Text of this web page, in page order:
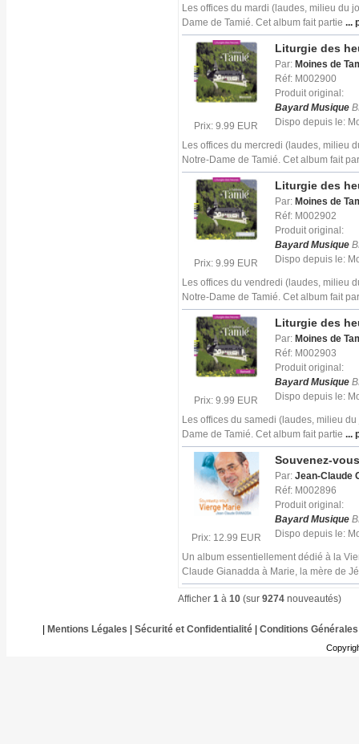
Les offices du mardi (laudes, milieu du
Dame de Tamié. Cet album fait partie ...
Prix: 9.99 EUR
Liturgie des
Par: Moines de
Réf: M002900
Produit original:
Bayard Musique
Dispo depuis le:
Les offices du mercredi (laudes, milieu
Notre-Dame de Tamié. Cet album fait
Prix: 9.99 EUR
Liturgie des
Par: Moines de
Réf: M002902
Produit original:
Bayard Musique
Dispo depuis le:
Les offices du vendredi (laudes, milieu
Notre-Dame de Tamié. Cet album fait
Prix: 9.99 EUR
Liturgie des
Par: Moines de
Réf: M002903
Produit original:
Bayard Musique
Dispo depuis le:
Les offices du samedi (laudes, milieu
Dame de Tamié. Cet album fait partie ...
Prix: 12.99 EUR
Souvenez-
Par: Jean-Claude
Réf: M002896
Produit original:
Bayard Musique
Dispo depuis le:
Un album essentiellement dédié à la
Claude Gianadda à Marie, la mère de
Afficher 1 à 10 (sur 9274 nouveautés)
Mentions Légales Sécurité et Confidentialité| Conditions Générales